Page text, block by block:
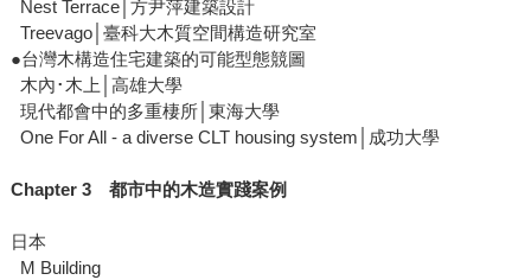
Nest Terrace│方尹萍建築設計
Treevago│臺科大木質空間構造研究室
●台灣木構造住宅建築的可能型態競圖
木內･木上│高雄大學
現代都會中的多重棲所│東海大學
One For All - a diverse CLT housing system│成功大學
Chapter 3 都市中的木造實踐案例
日本
M Building